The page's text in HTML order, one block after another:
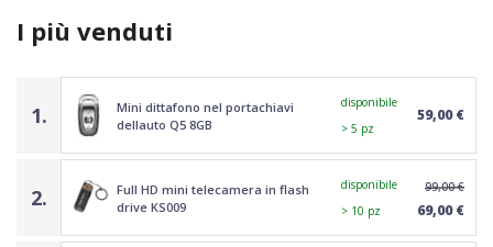
I più venduti
1.
Mini dittafono nel portachiavi
dellauto Q5 8GB
disponibile
> 5 pz
59,00 €
2.
Full HD mini telecamera in flash
drive KS009
disponibile
> 10 pz
99,00 €
69,00 €